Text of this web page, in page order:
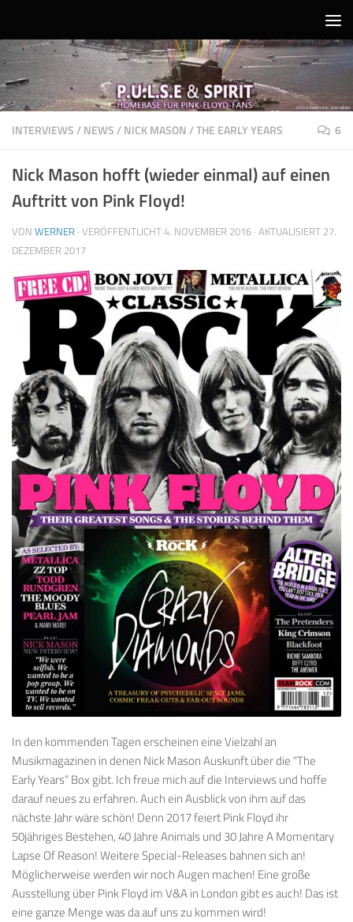
INTERVIEWS/NEWS/NICK MASON/THE EARLY YEARS 6
Nick Mason hofft (wieder einmal) auf einen
Auftritt von Pink Floyd!
VON WERNER · VERÖFFENTLICHT4. NOVEMBER 2016 · AKTUALISIERT 27.
DEZEMBER 2017
In den kommenden Tagen erscheinen eine Vielzahl an
Musikmagazinen in denen Nick Mason Auskunft über die “The
Early Years” Box gibt. Ich freue mich auf die Interviews und hoffe
darauf neues zu erfahren. Auch ein Ausblick von ihm auf das
nächste Jahr wäre schön! Denn 2017 feiert Pink Floyd ihr
50jähriges Bestehen, 40 Jahre Animals und 30 Jahre A Momentary
Lapse Of Reason! Weitere Special-Releases bahnen sich an!
Möglicherweise werden wir noch Augen machen! Eine große
Ausstellung über Pink Floyd im V&A in London gibt es auch! Das ist
eine ganze Menge was da auf uns zu kommen wird!